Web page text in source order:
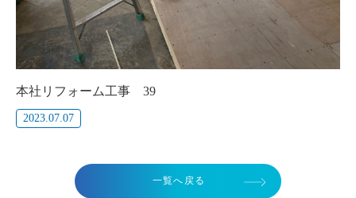
本社リフォーム工事 39
2023.07.07
一覧へ戻る